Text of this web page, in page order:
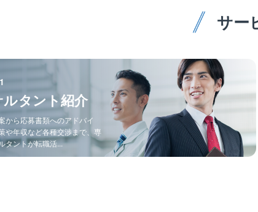
サー
ルタント紹介
から応募書類へのアドバイ
や年収など各種交渉まで、専
タントが転職活...